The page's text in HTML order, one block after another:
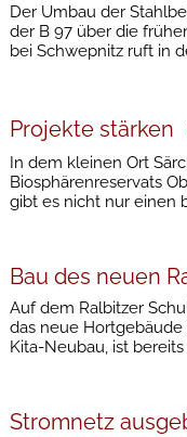
Der Umbau der
der B 97 über die
bei Schwepnitz ruft in
Projekte stärken
In dem kleinen Ort
Biosphärenreservats
gibt es nicht nur einen
Bau des neuen
Auf dem Ralbitzer
das neue
Kita-Neubau, ist
Stromnetz